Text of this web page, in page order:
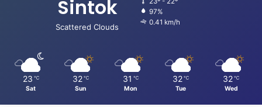
Sintok
Scattered Clouds
97%
0.41 km/h
23 ℃
Sat
32 ℃
Sun
31 ℃
Mon
32 ℃
Tue
32 ℃
Wed